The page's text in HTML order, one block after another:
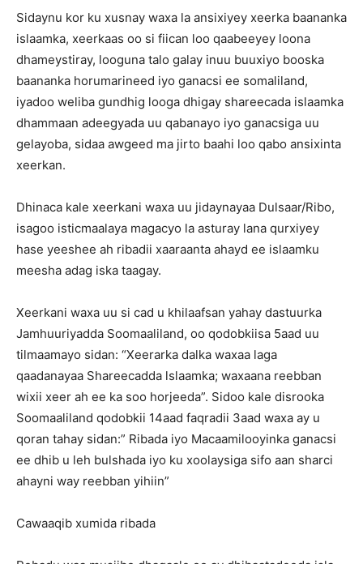
Sidaynu kor ku xusnay waxa la ansixiyey xeerka baananka
islaamka, xeerkaas oo si fiican loo qaabeeyey loona
dhameystiray, looguna talo galay inuu buuxiyo booska
baananka horumarineed iyo ganacsi ee somaliland,
iyadoo weliba gundhig looga dhigay shareecada islaamka
dhammaan adeegyada uu qabanayo iyo ganacsiga uu
gelayoba, sidaa awgeed ma jirto baahi loo qabo ansixinta
xeerkan.
Dhinaca kale xeerkani waxa uu jidaynayaa Dulsaar/Ribo,
isagoo isticmaalaya magacyo la asturay lana qurxiyey
hase yeeshee ah ribadii xaaraanta ahayd ee islaamku
meesha adag iska taagay.
Xeerkani waxa uu si cad u khilaafsan yahay dastuurka
Jamhuuriyadda Soomaaliland, oo qodobkiisa 5aad uu
tilmaamayo sidan: “Xeerarka dalka waxaa laga
qaadanayaa Shareecadda lslaamka; waxaana reebban
wixii xeer ah ee ka soo horjeeda”. Sidoo kale disrooka
Soomaaliland qodobkii 14aad faqradii 3aad waxa ay u
qoran tahay sidan:” Ribada iyo Macaamilooyinka ganacsi
ee dhib u leh bulshada iyo ku xoolaysiga sifo aan sharci
ahayni way reebban yihiin”
Cawaaqib xumida ribada